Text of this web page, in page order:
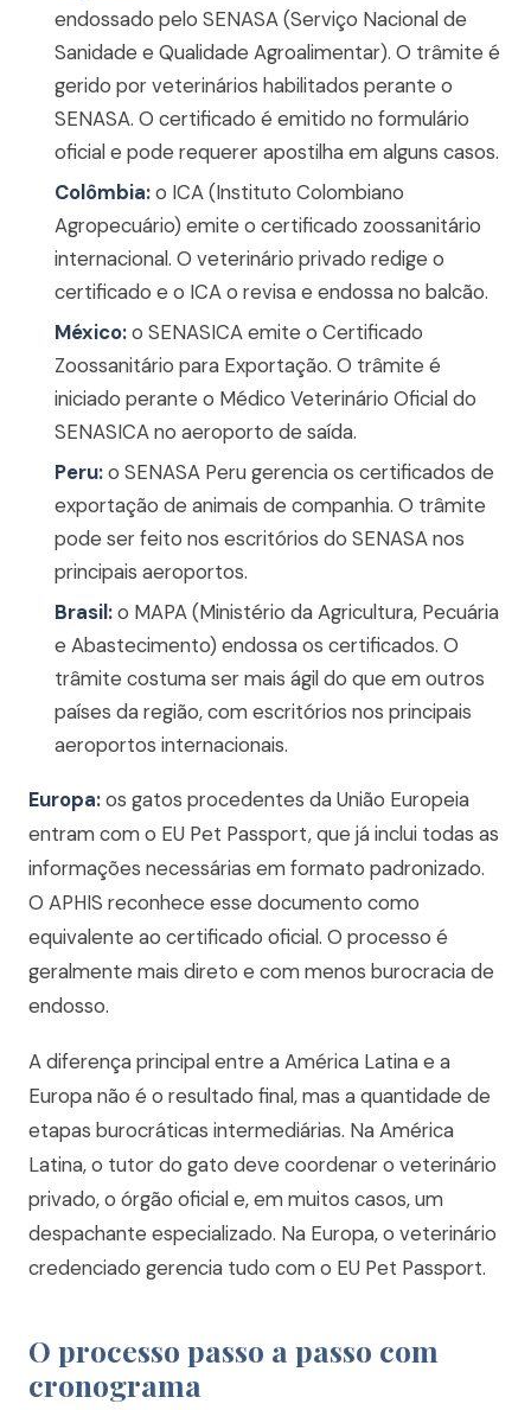
endossado pelo SENASA (Serviço Nacional de
Sanidade e Qualidade Agroalimentar). O trâmite é
gerido por veterinários habilitados perante o
SENASA. O certificado é emitido no formulário
oficial e pode requerer apostilha em alguns casos.
Colômbia:o ICA (Instituto Colombiano
Agropecuário) emite o certificado zoossanitário
internacional. O veterinário privado redige o
certificado e o ICA o revisa e endossa no balcão.
México:o SENASICA emite o Certificado
Zoossanitário para Exportação. O trâmite é
iniciado perante o Médico Veterinário Oficial do
SENASICA no aeroporto de saída.
Peru:o SENASA Peru gerencia os certificados de
exportação de animais de companhia. O trâmite
pode ser feito nos escritórios do SENASA nos
principais aeroportos.
Brasil:o MAPA (Ministério da Agricultura, Pecuária
e Abastecimento) endossa os certificados. O
trâmite costuma ser mais ágil do que em outros
países da região, com escritórios nos principais
aeroportos internacionais.
Europa:os gatos procedentes da União Europeia
entram com o EU Pet Passport, que já inclui todas as
informações necessárias em formato padronizado.
O APHIS reconhece esse documento como
equivalente ao certificado oficial. O processo é
geralmente mais direto e com menos burocracia de
endosso.
A diferença principal entre a América Latina e a
Europa não é o resultado final, mas a quantidade de
etapas burocráticas intermediárias. Na América
Latina, o tutor do gato deve coordenar o veterinário
privado, o órgão oficial e, em muitos casos, um
despachante especializado. Na Europa, o veterinário
credenciado gerencia tudo com o EU Pet Passport.
O processo passo a passo com
cronograma